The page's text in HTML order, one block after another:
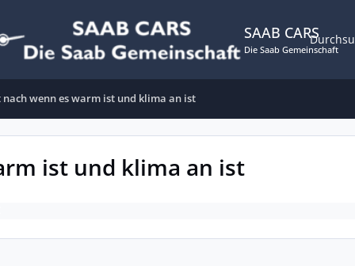
SAAB CARS
Die Saab Gemeinschaft
wenn es warm ist und klima an ist
ist und klima an ist